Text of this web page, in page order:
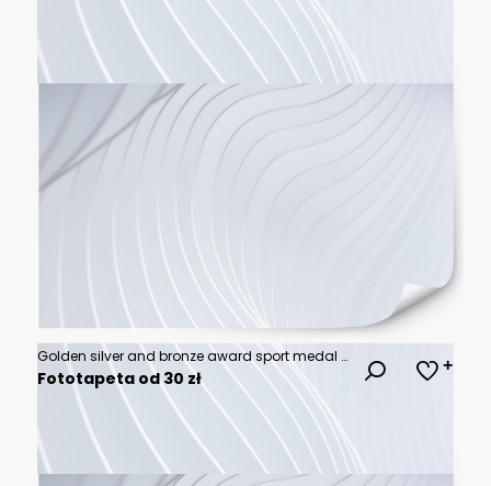
Golden silver and bronze award sport medal with blue ribbons
Fototapeta od 30 zł